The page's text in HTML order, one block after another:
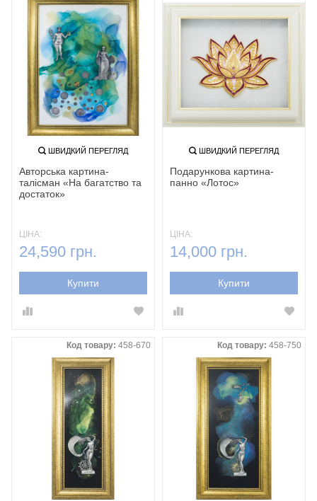
ШВИДКИЙ ПЕРЕГЛЯД
Авторська картина-
талісман «На багатство та
достаток»‎
ЦІНА:
24,590 грн.
Купити
ШВИДКИЙ ПЕРЕГЛЯД
Подарункова картина-
панно «Лотос»
ЦІНА:
14,000 грн.
Купити
Код товару: 458-670 Код товару: 458-750